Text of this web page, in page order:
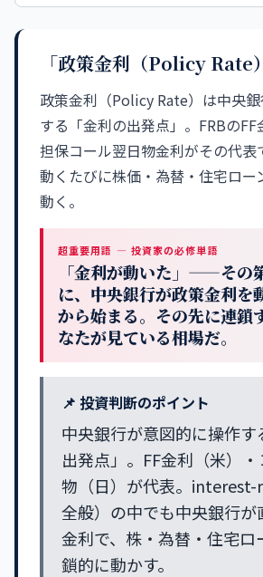
「政策金利（Policy Rate
政策金利（Policy Rate）は中央
する「金利の出発点」。FRBの
担保コール翌日物金利がその代表
動くたびに株価・為替・住宅ロー
動く。
超重要用語 — 投資家の必修単語
「金利が動いた」——その
に、中央銀行が政策金利を
から始まる。その先に連鎖
なたが見ている相場だ。
📌 投資判断のポイント
中央銀行が意図的に操作す
出発点」。FF金利（米）
物（日）が代表。interest-
全般）の中でも中央銀行が
金利で、株・為替・住宅ロ
鎖的に動かす。